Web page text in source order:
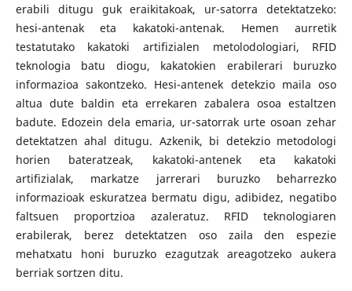
erabili ditugu guk eraikitakoak, ur-satorra detektatzeko:
hesi-antenak eta kakatoki-antenak. Hemen aurretik
testatutako kakatoki artifizialen metolodologiari, RFID
teknologia batu diogu, kakatokien erabilerari buruzko
informazioa sakontzeko. Hesi-antenek detekzio maila oso
altua dute baldin eta errekaren zabalera osoa estaltzen
badute. Edozein dela emaria, ur-satorrak urte osoan zehar
detektatzen ahal ditugu. Azkenik, bi detekzio metodologi
horien bateratzeak, kakatoki-antenek eta kakatoki
artifizialak, markatze jarrerari buruzko beharrezko
informazioak eskuratzea bermatu digu, adibidez, negatibo
faltsuen proportzioa azaleratuz. RFID teknologiaren
erabilerak, berez detektatzen oso zaila den espezie
mehatxatu honi buruzko ezagutzak areagotzeko aukera
berriak sortzen ditu.